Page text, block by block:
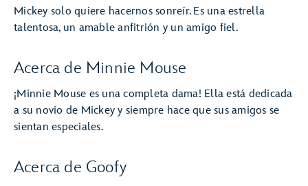
Mickey solo quiere hacernos sonreír. Es una estrella
talentosa, un amable anfitrión y un amigo fiel.
Acerca de Minnie Mouse
¡Minnie Mouse es una completa dama! Ella está dedicada
a su novio de Mickey y siempre hace que sus amigos se
sientan especiales.
Acerca de Goofy